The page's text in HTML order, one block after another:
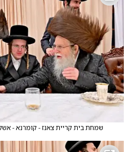
שמחת בית קריית צאנז - קומרנא -